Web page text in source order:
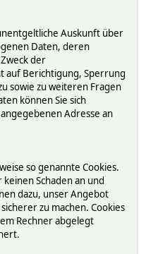
Auskunft über
Daten, deren
der
auf Berichtigung, Sperrung
sowie zu weiteren Fragen
können Sie sich
Adresse an
so genannte Cookies.
Schaden an und
dazu, unser Angebot
zu machen. Cookies
Rechner abgelegt